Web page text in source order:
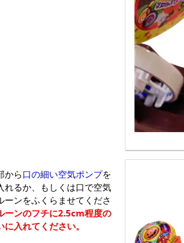
から口の細い空気ポンプを
れるか、もしくは口で空気
ーンをふくらませてくださ
ーンのフチに2.5cm程度の
入れてください。